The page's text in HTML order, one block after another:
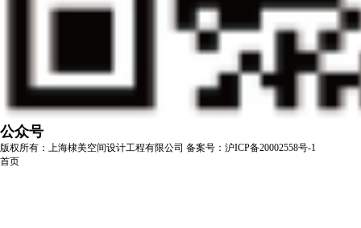
公众号
版权所有：上海棣美空间设计工程有限公司 备案号：沪ICP备20002558号-1
首页